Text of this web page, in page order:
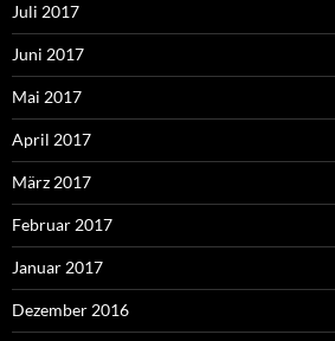
Juli 2017
Juni 2017
Mai 2017
April 2017
März 2017
Februar 2017
Januar 2017
Dezember 2016